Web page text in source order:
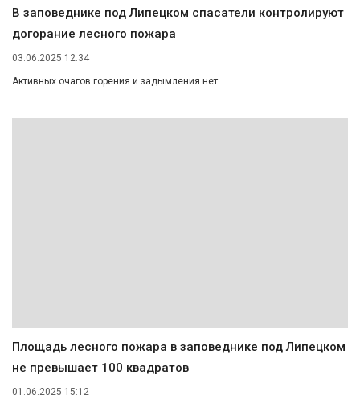
В заповеднике под Липецком спасатели контролируют
догорание лесного пожара
03.06.2025 12:34
Активных очагов горения и задымления нет
Площадь лесного пожара в заповеднике под Липецком
не превышает 100 квадратов
01.06.2025 15:12